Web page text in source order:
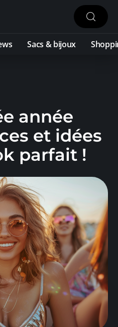
Sacs & bijoux
année
et idées
parfait !